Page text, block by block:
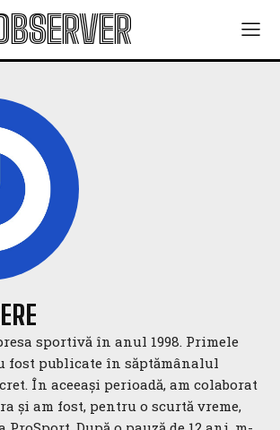
sportivă în anul 1998. Primele
fost publicate în săptămânalul
În aceeași perioadă, am colaborat
și am fost, pentru o scurtă vreme,